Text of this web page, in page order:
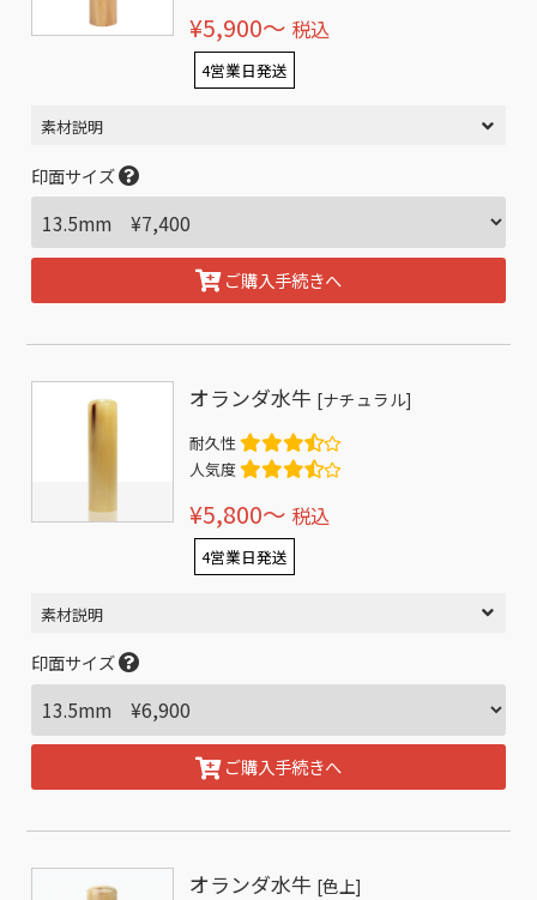
¥5,900〜 税込
4営業日発送
素材説明
印面サイズ
ご購入手続きへ
オランダ水牛 [ナチュラル]
耐久性
人気度
¥5,800〜 税込
4営業日発送
素材説明
印面サイズ
ご購入手続きへ
オランダ水牛 [色上]